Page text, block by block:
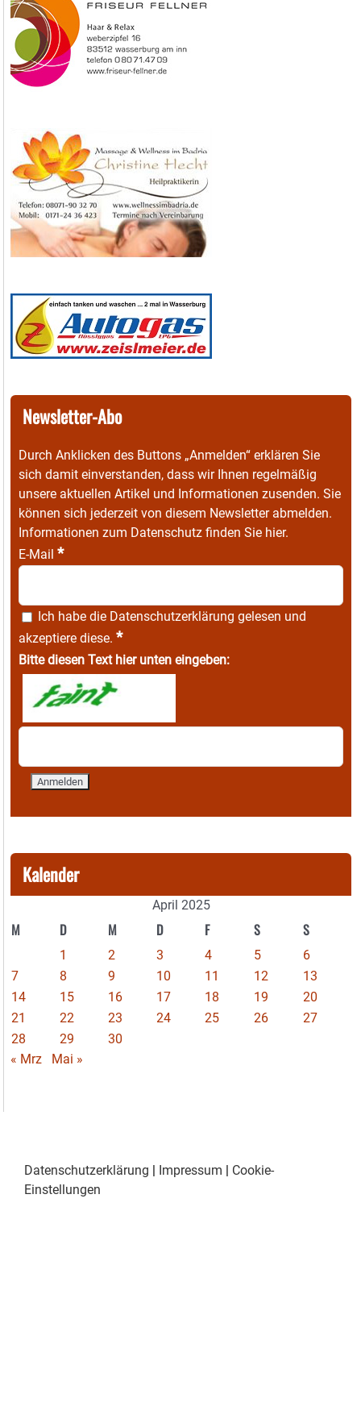
Newsletter-Abo
Durch Anklicken des Buttons „Anmelden“ erklären Sie
sich damit einverstanden, dass wir Ihnen regelmäßig
unsere aktuellen Artikel und Informationen zusenden. Sie
können sich jederzeit von diesem Newsletter abmelden.
Informationen zum Datenschutz finden Sie hier.
E-Mail *
Ich habe die Datenschutzerklärung gelesen und
akzeptiere diese. *
Bitte diesen Text hier unten eingeben:
Kalender
April 2025
M D M D F S S
1 2 3 4 5
6
7
8 9 10 11 12
13
14
15 16 17 18 19
20
21
22 23 24 25 26
27
28
29
30
« Mrz
Mai »
Datenschutzerklärung | Impressum | Cookie-
Einstellungen